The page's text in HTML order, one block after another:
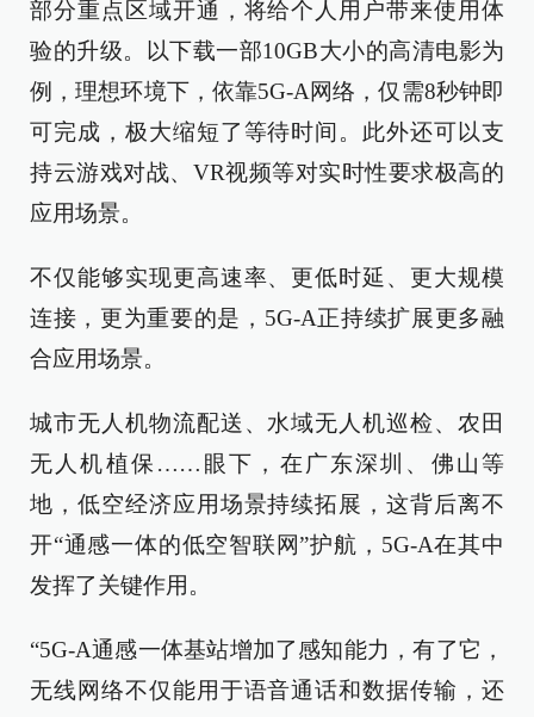
部分重点区域开通，将给个人用户带来使用体
验的升级。以下载一部10GB大小的高清电影为
例，理想环境下，依靠5G-A网络，仅需8秒钟即
可完成，极大缩短了等待时间。此外还可以支
持云游戏对战、VR视频等对实时性要求极高的
应用场景。
不仅能够实现更高速率、更低时延、更大规模
连接，更为重要的是，5G-A正持续扩展更多融
合应用场景。
城市无人机物流配送、水域无人机巡检、农田
无人机植保……眼下，在广东深圳、佛山等
地，低空经济应用场景持续拓展，这背后离不
开“通感一体的低空智联网”护航，5G-A在其中
发挥了关键作用。
“5G-A通感一体基站增加了感知能力，有了它，
无线网络不仅能用于语音通话和数据传输，还